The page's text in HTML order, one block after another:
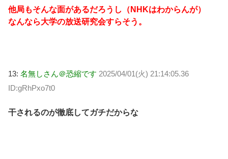
他局もそんな面があるだろうし（NHKはわからんが）
なんなら大学の放送研究会すらそう。
13: 名無しさん＠恐縮です 2025/04/01(火) 21:14:05.36
ID:gRhPxo7t0
干されるのが徹底してガチだからな